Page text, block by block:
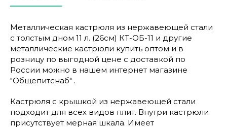
Металлическая кастрюля из нержавеющей стали
с толстым дном 11 л. (26см) КТ-ОБ-11 и другие
металлические кастрюли купить оптом и в
розницу по выгодной цене с доставкой по
России можно в нашем интернет магазине
"Общепитснаб" .
Кастрюля с крышкой из нержавеющей стали
подходит для всех видов плит. Внутри кастрюли
присутствует мерная шкала. Имеет